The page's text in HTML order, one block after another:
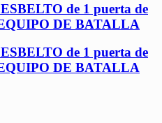
de 1 puerta de
DE BATALLA
de 1 puerta de
DE BATALLA